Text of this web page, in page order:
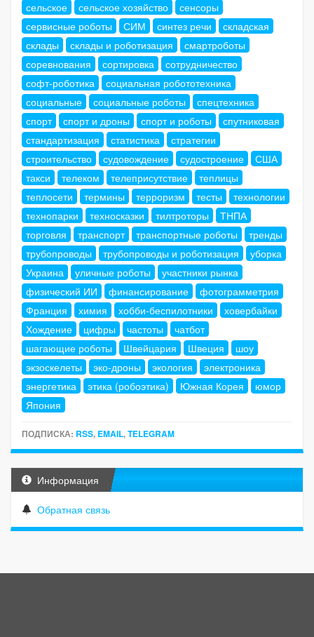
сельское
сельское хозяйство
сенсоры
сервисные роботы
СИМ синтез речи
складская
склады
склады и роботизация
смартроботы
соревнования
сортировка
сотрудничество
софт-роботика
социальная робототехника
социальные
социальные роботы
спецтехника
спорт
спорт и дроны спорт и роботы
спутниковая
стандартизация
статистика
стратегии
строительство
судовождение судостроение
США
такси
телеком телеприсутствие
теплицы
теплосети
термины терроризм тесты
технологии
технопарки
техносказки тилтроторы
ТНПА
торговля
транспорт транспортные роботы
тренды
трубопроводы
трубопроводы и роботизация
уборка
Украина
уличные роботы
участники рынка
физический ИИ
финансирование
фотограмметрия
Франция
химия хобби-беспилотники
ховербайки
Хождение
цифры частоты
чатбот
шагающие роботы
Швейцария Швеция
шоу
экзоскелеты
эко-дроны экология
электроника
энергетика
этика (робоэтика) Южная Корея
юмор
Япония
ПОДПИСКА: RSS, EMAIL,TELEGRAM
Информация
Обратная связь